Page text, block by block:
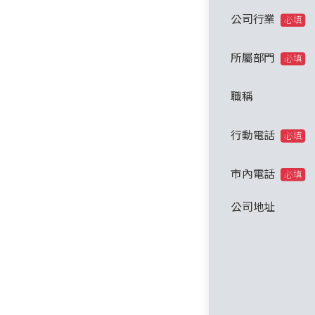
公司行業 必填
所屬部門 必填
職稱
行動電話 必填
市內電話 必填
公司地址